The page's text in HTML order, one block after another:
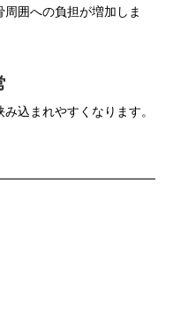
囲への負担が増加しま
込まれやすくなります。